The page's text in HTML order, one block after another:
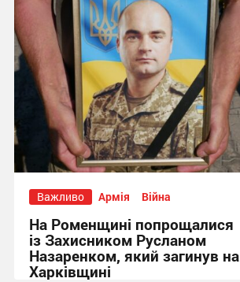
Важливо Армія Війна
На Роменщині попрощалися
із Захисником Русланом
Назаренком, який загинув на
Харківщині